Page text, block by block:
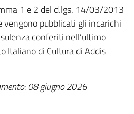
1 e 2 del d.lgs. 14/03/2013
vengono pubblicati gli incarichi
conferiti nell’ultimo
Italiano di Cultura di Addis
08 giugno 2026